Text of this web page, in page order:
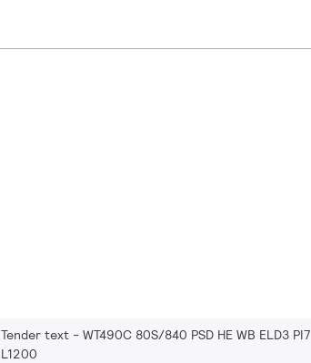
Tender text - WT490C 80S/840 PSD HE WB ELD3 PI7
L1200